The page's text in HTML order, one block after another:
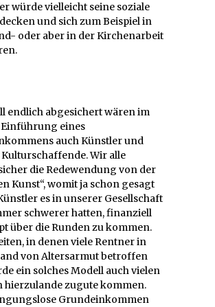
würde vielleicht seine soziale
und sich zum Beispiel in
oder aber in der Kirchenarbeit
endlich abgesichert wären im
Einführung eines
auch Künstler und
Wir alle
die Redewendung von der
Kunst“, womit ja schon gesagt
es in unserer Gesellschaft
schwerer hatten, finanziell
über die Runden zu kommen.
in denen viele Rentner in
von Altersarmut betroffen
ein solches Modell auch vielen
hierzulande zugute kommen.
Grundeinkommen